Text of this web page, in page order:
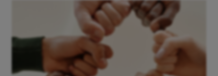
Volt Deutschland Merchandise Shop
Unsere Events
Kennenlernen und mitmachen